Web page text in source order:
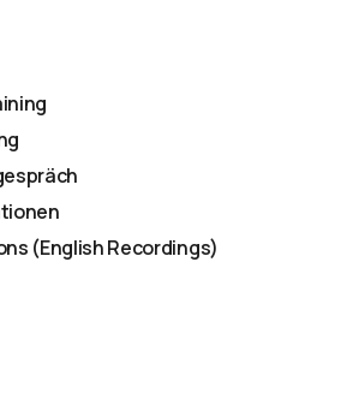
(English Recordings)